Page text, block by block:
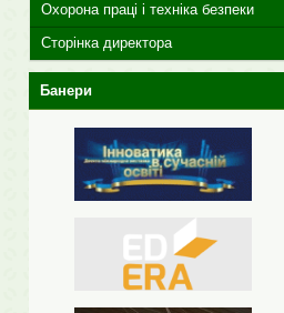
Охорона праці і техніка безпеки
Сторінка директора
Банери